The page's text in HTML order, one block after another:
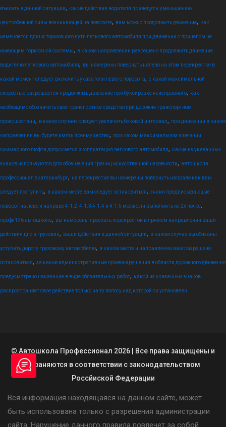
въехать в данной ситуации, какие действия водителя приведут к уменьшению
центробежной силы возникающей на повороте, вам можно продолжить движение, как
изменяется длина тормозного пути легкового автомобиля при движении с прицепом не
имеющим тормозной системы, в каком направлении разрешено продолжить движение
водителю легкового автомобиля, вы намерены повернуть налево на этом перекрестке в
какой момент следует включить указатели левого поворота, с какой максимальной
скоростью разрешается продолжить движение при буксировке неисправного, как
необходимо обозначить свое транспортное средство при дорожно транспортном
происшествии, в каких случаях следует увеличить боковой интервал, при движении в каком
направлении вы будете иметь преимущество, при каком максимальном значении
суммарного люфта допускается эксплуатация легкового автомобиля, какие из указанных
знаков используются для обозначения границ искусственной неровности, автошкола
профессионал екатеринбург, на перекрестке вы намерены повернуть направо как вам
следует поступить, в каком месте вам следует остановиться, знаки предписывающие
поворот на лево и направо 4.1.2, 4.1.3,4.1.4 и 4.1.5 можно ли выполнять из 2х полос,
профи196 автошкола, вы намерены проехать перекресток в прямом направлении ваши
действия дпс и грузовик, ваши действия в данной ситуации, в каком случае вы обязаны
уступить дорогу грузовому автомобилю, в каком месте и направлении вам разрешено
остановиться, за какие административные правонарушения в области дорожного движения
предусмотрено наказание в виде обязательных работ, какой из указанных знаков
распространяет свое действие только на ту полосу над которой он установлен
© Автошкола Профессионал 2026 | Все права защищены и
охраняются в соответствии с законодательством
Россйиской Федерации
Вся информация находящаяся на данном сайте, может
быть использована только с разрешения администрации